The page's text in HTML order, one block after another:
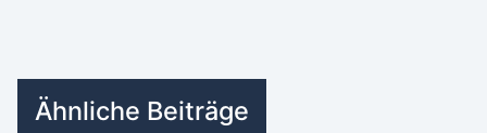
Ähnliche Beiträge